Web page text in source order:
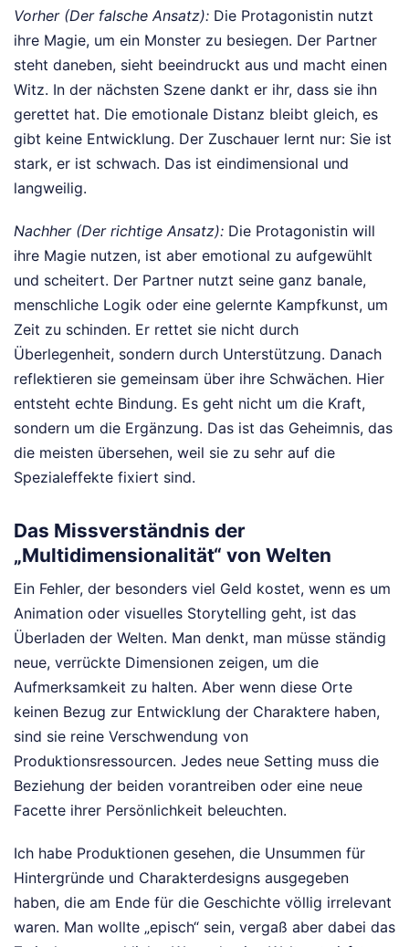
Vorher (Der falsche Ansatz): Die Protagonistin nutzt
ihre Magie, um ein Monster zu besiegen. Der Partner
steht daneben, sieht beeindruckt aus und macht einen
Witz. In der nächsten Szene dankt er ihr, dass sie ihn
gerettet hat. Die emotionale Distanz bleibt gleich, es
gibt keine Entwicklung. Der Zuschauer lernt nur: Sie ist
stark, er ist schwach. Das ist eindimensional und
langweilig.
Nachher (Der richtige Ansatz): Die Protagonistin will
ihre Magie nutzen, ist aber emotional zu aufgewühlt
und scheitert. Der Partner nutzt seine ganz banale,
menschliche Logik oder eine gelernte Kampfkunst, um
Zeit zu schinden. Er rettet sie nicht durch
Überlegenheit, sondern durch Unterstützung. Danach
reflektieren sie gemeinsam über ihre Schwächen. Hier
entsteht echte Bindung. Es geht nicht um die Kraft,
sondern um die Ergänzung. Das ist das Geheimnis, das
die meisten übersehen, weil sie zu sehr auf die
Spezialeffekte fixiert sind.
Das Missverständnis der
„Multidimensionalität“ von Welten
Ein Fehler, der besonders viel Geld kostet, wenn es um
Animation oder visuelles Storytelling geht, ist das
Überladen der Welten. Man denkt, man müsse ständig
neue, verrückte Dimensionen zeigen, um die
Aufmerksamkeit zu halten. Aber wenn diese Orte
keinen Bezug zur Entwicklung der Charaktere haben,
sind sie reine Verschwendung von
Produktionsressourcen. Jedes neue Setting muss die
Beziehung der beiden vorantreiben oder eine neue
Facette ihrer Persönlichkeit beleuchten.
Ich habe Produktionen gesehen, die Unsummen für
Hintergründe und Charakterdesigns ausgegeben
haben, die am Ende für die Geschichte völlig irrelevant
waren. Man wollte „episch“ sein, vergaß aber dabei das